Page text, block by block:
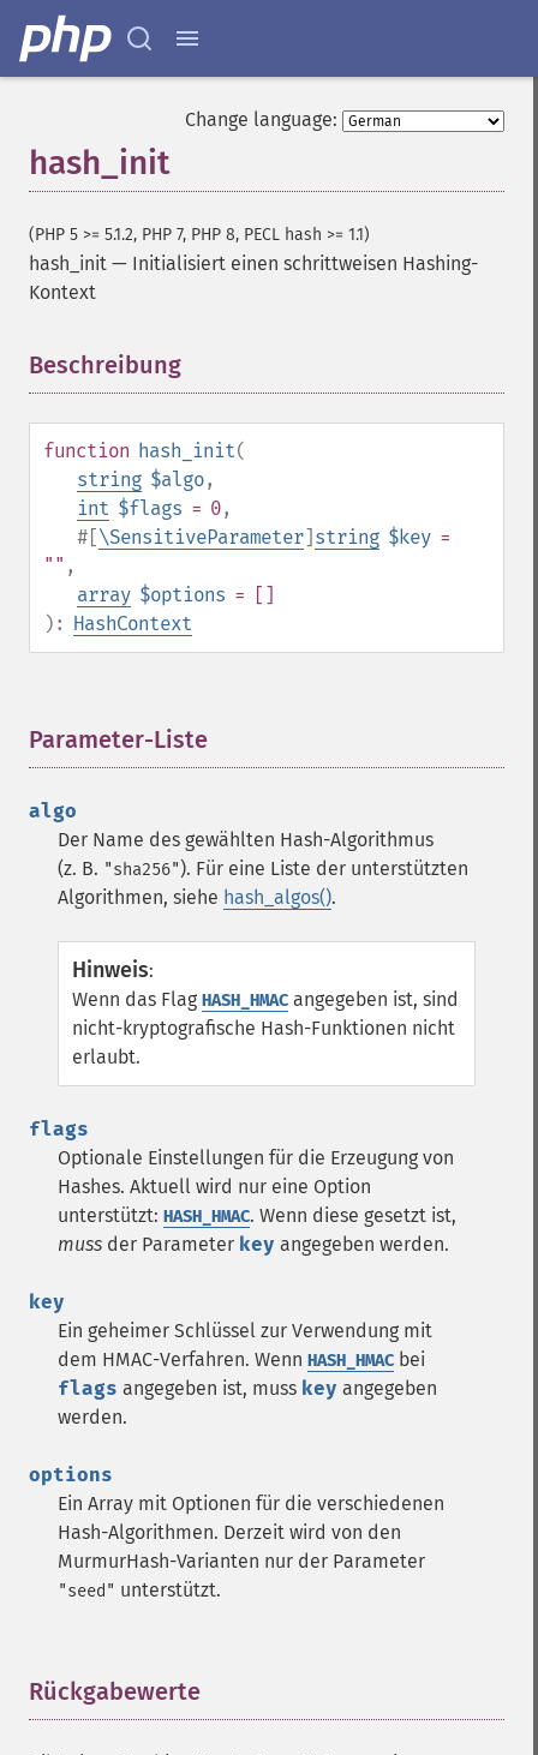
Change language:
hash_init
(PHP 5 >= 5.1.2, PHP 7, PHP 8, PECL hash >= 1.1)
hash_init — Initialisiert einen schrittweisen Hashing-
Kontext
Beschreibung
function hash_init(
string $algo,
int $flags = 0,
#[\SensitiveParameter] string $key =
"" ,
array $options = []
): HashContext
Parameter-Liste
algo
Der Name des gewählten Hash-Algorithmus
(z. B. "sha256"). Für eine Liste der unterstützten
Algorithmen, siehe hash_algos().
Hinweis:
Wenn das Flag HASH_HMAC angegeben ist, sind
nicht-kryptografische Hash-Funktionen nicht
erlaubt.
flags
Optionale Einstellungen für die Erzeugung von
Hashes. Aktuell wird nur eine Option
unterstützt: HASH_HMAC. Wenn diese gesetzt ist,
muss der Parameter key angegeben werden.
key
Ein geheimer Schlüssel zur Verwendung mit
dem HMAC-Verfahren. Wenn HASH_HMAC bei
flags angegeben ist, muss key angegeben
werden.
options
Ein Array mit Optionen für die verschiedenen
Hash-Algorithmen. Derzeit wird von den
MurmurHash-Varianten nur der Parameter
"seed" unterstützt.
Rückgabewerte